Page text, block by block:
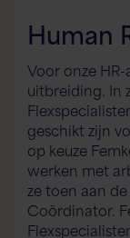
Human
Voor onze
uitbreiding. In
geschikt zijn
op keuze
werken met
ze toen aan
Coördinator.